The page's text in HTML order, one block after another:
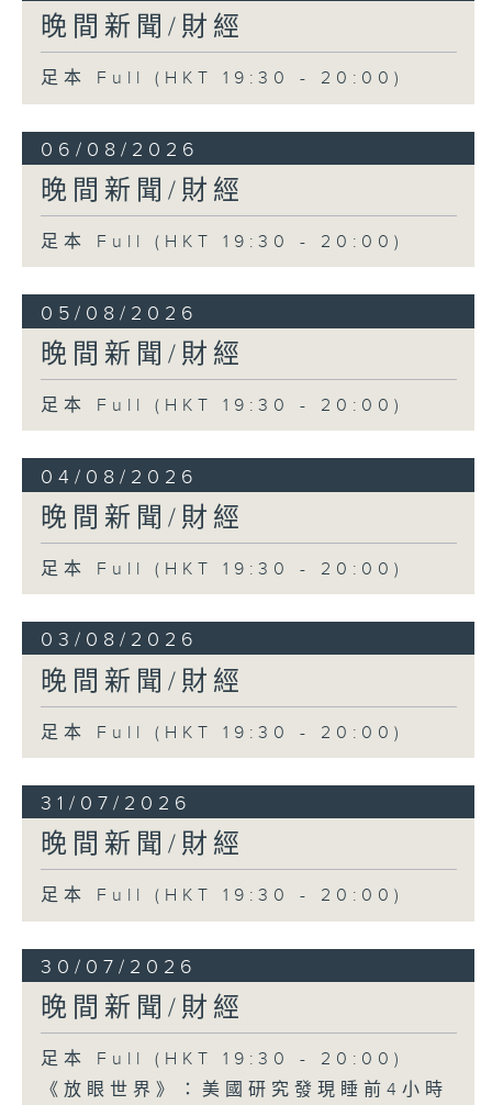
晚間新聞/財經
足本 Full (HKT 19:30 - 20:00)
06/08/2026
晚間新聞/財經
足本 Full (HKT 19:30 - 20:00)
05/08/2026
晚間新聞/財經
足本 Full (HKT 19:30 - 20:00)
04/08/2026
晚間新聞/財經
足本 Full (HKT 19:30 - 20:00)
03/08/2026
晚間新聞/財經
足本 Full (HKT 19:30 - 20:00)
31/07/2026
晚間新聞/財經
足本 Full (HKT 19:30 - 20:00)
30/07/2026
晚間新聞/財經
足本 Full (HKT 19:30 - 20:00)
《放眼世界》：美國研究發現睡前4小時